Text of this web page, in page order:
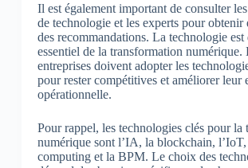
Il est également important de consulter
de technologie et les experts pour obtenir
des recommandations. La technologie
essentiel de la transformation numérique.
entreprises doivent adopter les
pour rester compétitives et améliorer leur
opérationnelle.
Pour rappel, les technologies clés pour la
numérique sont l’IA, la blockchain,
computing et la BPM. Le choix des